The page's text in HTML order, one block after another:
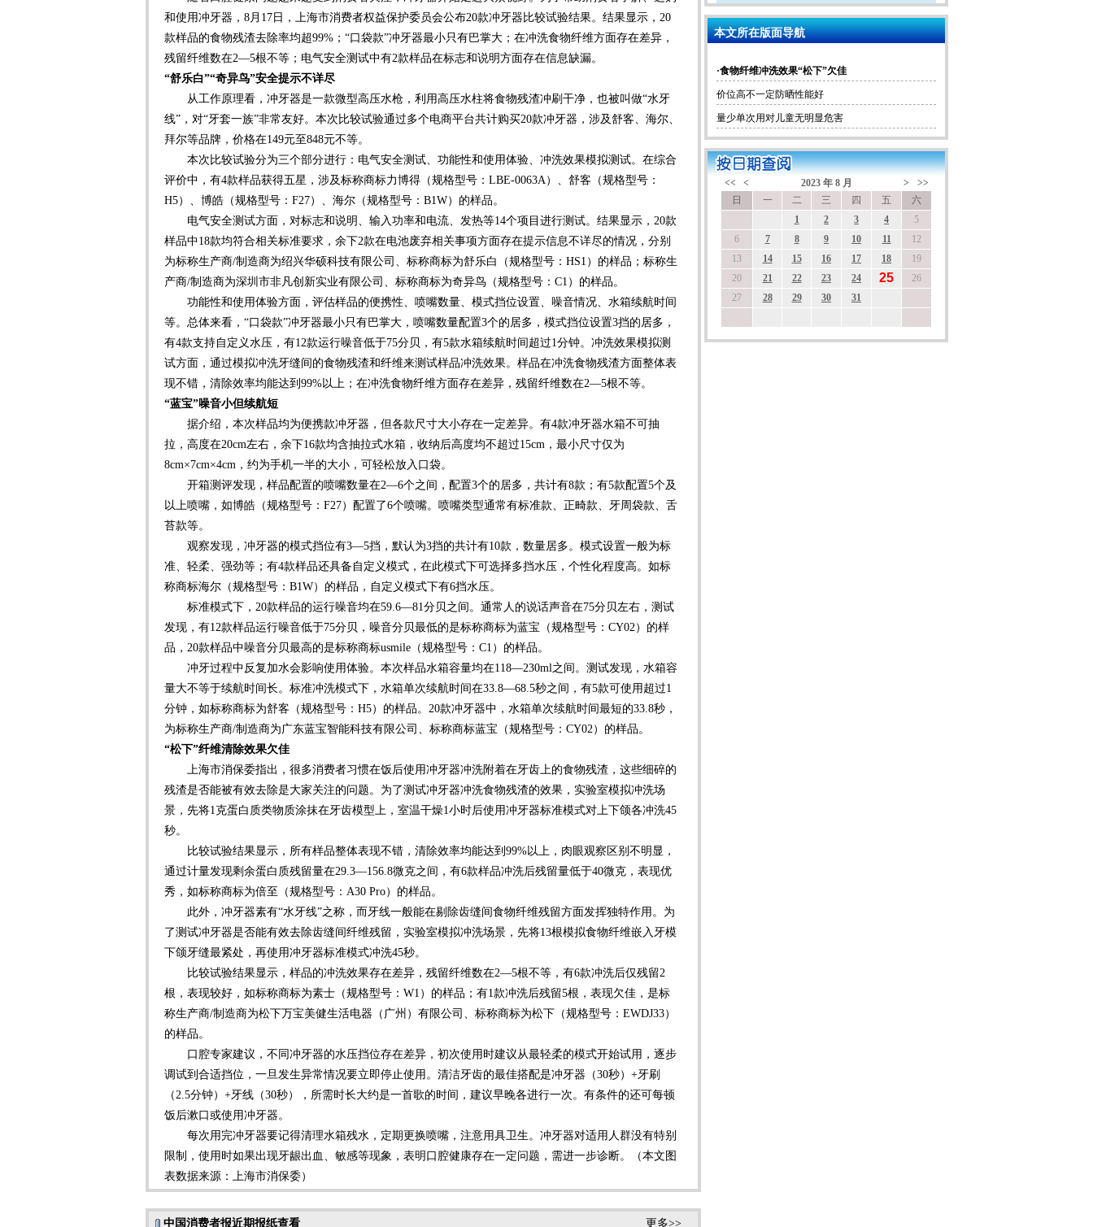
和使用冲牙器，8月17日，上海市消费者权益保护委员会公布20款冲牙器比较试验结果。结果显示，20
款样品的食物残渣去除率均超99%；“口袋款”冲牙器最小只有巴掌大；在冲洗食物纤维方面存在差异，
残留纤维数在2—5根不等；电气安全测试中有2款样品在标志和说明方面存在信息缺漏。
“舒乐白”“奇异鸟”安全提示不详尽
从工作原理看，冲牙器是一款微型高压水枪，利用高压水柱将食物残渣冲刷干净，也被叫做“水牙
线”，对“牙套一族”非常友好。本次比较试验通过多个电商平台共计购买20款冲牙器，涉及舒客、海尔、
拜尔等品牌，价格在149元至848元不等。
本次比较试验分为三个部分进行：电气安全测试、功能性和使用体验、冲洗效果模拟测试。在综合
评价中，有4款样品获得五星，涉及标称商标力博得（规格型号：LBE-0063A）、舒客（规格型号：
H5）、博皓（规格型号：F27）、海尔（规格型号：B1W）的样品。
电气安全测试方面，对标志和说明、输入功率和电流、发热等14个项目进行测试。结果显示，20款
样品中18款均符合相关标准要求，余下2款在电池废弃相关事项方面存在提示信息不详尽的情况，分别
为标称生产商/制造商为绍兴华硕科技有限公司、标称商标为舒乐白（规格型号：HS1）的样品；标称生
产商/制造商为深圳市非凡创新实业有限公司、标称商标为奇异鸟（规格型号：C1）的样品。
功能性和使用体验方面，评估样品的便携性、喷嘴数量、模式挡位设置、噪音情况、水箱续航时间
等。总体来看，“口袋款”冲牙器最小只有巴掌大，喷嘴数量配置3个的居多，模式挡位设置3挡的居多，
有4款支持自定义水压，有12款运行噪音低于75分贝，有5款水箱续航时间超过1分钟。冲洗效果模拟测
试方面，通过模拟冲洗牙缝间的食物残渣和纤维来测试样品冲洗效果。样品在冲洗食物残渣方面整体表
现不错，清除效率均能达到99%以上；在冲洗食物纤维方面存在差异，残留纤维数在2—5根不等。
“蓝宝”噪音小但续航短
据介绍，本次样品均为便携款冲牙器，但各款尺寸大小存在一定差异。有4款冲牙器水箱不可抽
拉，高度在20cm左右，余下16款均含抽拉式水箱，收纳后高度均不超过15cm，最小尺寸仅为
8cm×7cm×4cm，约为手机一半的大小，可轻松放入口袋。
开箱测评发现，样品配置的喷嘴数量在2—6个之间，配置3个的居多，共计有8款；有5款配置5个及
以上喷嘴，如博皓（规格型号：F27）配置了6个喷嘴。喷嘴类型通常有标准款、正畸款、牙周袋款、舌
苔款等。
观察发现，冲牙器的模式挡位有3—5挡，默认为3挡的共计有10款，数量居多。模式设置一般为标
准、轻柔、强劲等；有4款样品还具备自定义模式，在此模式下可选择多挡水压，个性化程度高。如标
称商标海尔（规格型号：B1W）的样品，自定义模式下有6挡水压。
标准模式下，20款样品的运行噪音均在59.6—81分贝之间。通常人的说话声音在75分贝左右，测试
发现，有12款样品运行噪音低于75分贝，噪音分贝最低的是标称商标为蓝宝（规格型号：CY02）的样
品，20款样品中噪音分贝最高的是标称商标usmile（规格型号：C1）的样品。
冲牙过程中反复加水会影响使用体验。本次样品水箱容量均在118—230ml之间。测试发现，水箱容
量大不等于续航时间长。标准冲洗模式下，水箱单次续航时间在33.8—68.5秒之间，有5款可使用超过1
分钟，如标称商标为舒客（规格型号：H5）的样品。20款冲牙器中，水箱单次续航时间最短的33.8秒，
为标称生产商/制造商为广东蓝宝智能科技有限公司、标称商标蓝宝（规格型号：CY02）的样品。
“松下”纤维清除效果欠佳
上海市消保委指出，很多消费者习惯在饭后使用冲牙器冲洗附着在牙齿上的食物残渣，这些细碎的
残渣是否能被有效去除是大家关注的问题。为了测试冲牙器冲洗食物残渣的效果，实验室模拟冲洗场
景，先将1克蛋白质类物质涂抹在牙齿模型上，室温干燥1小时后使用冲牙器标准模式对上下颌各冲洗45
秒。
比较试验结果显示，所有样品整体表现不错，清除效率均能达到99%以上，肉眼观察区别不明显，
通过计量发现剩余蛋白质残留量在29.3—156.8微克之间，有6款样品冲洗后残留量低于40微克，表现优
秀，如标称商标为倍至（规格型号：A30 Pro）的样品。
此外，冲牙器素有“水牙线”之称，而牙线一般能在剔除齿缝间食物纤维残留方面发挥独特作用。为
了测试冲牙器是否能有效去除齿缝间纤维残留，实验室模拟冲洗场景，先将13根模拟食物纤维嵌入牙模
下颌牙缝最紧处，再使用冲牙器标准模式冲洗45秒。
比较试验结果显示，样品的冲洗效果存在差异，残留纤维数在2—5根不等，有6款冲洗后仅残留2
根，表现较好，如标称商标为素士（规格型号：W1）的样品；有1款冲洗后残留5根，表现欠佳，是标
称生产商/制造商为松下万宝美健生活电器（广州）有限公司、标称商标为松下（规格型号：EWDJ33）
的样品。
口腔专家建议，不同冲牙器的水压挡位存在差异，初次使用时建议从最轻柔的模式开始试用，逐步
调试到合适挡位，一旦发生异常情况要立即停止使用。清洁牙齿的最佳搭配是冲牙器（30秒）+牙刷
（2.5分钟）+牙线（30秒），所需时长大约是一首歌的时间，建议早晚各进行一次。有条件的还可每顿
饭后漱口或使用冲牙器。
每次用完冲牙器要记得清理水箱残水，定期更换喷嘴，注意用具卫生。冲牙器对适用人群没有特别
限制，使用时如果出现牙龈出血、敏感等现象，表明口腔健康存在一定问题，需进一步诊断。（本文图
表数据来源：上海市消保委）
更多>>
中国消费者报近期报纸查看
本文所在版面导航
·食物纤维冲洗效果“松下”欠佳
价位高不一定防晒性能好
量少单次用对儿童无明显危害